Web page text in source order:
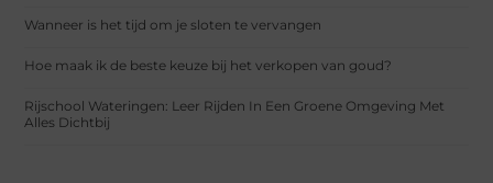
Wanneer is het tijd om je sloten te vervangen
Hoe maak ik de beste keuze bij het verkopen van goud?
Rijschool Wateringen: Leer Rijden In Een Groene Omgeving Met
Alles Dichtbij